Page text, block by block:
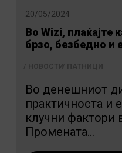
20/05/2024
Во Wizi, плаќајте
брзо, безбедно и
Во денешниот
практичноста и
клучни фактори
Промената...